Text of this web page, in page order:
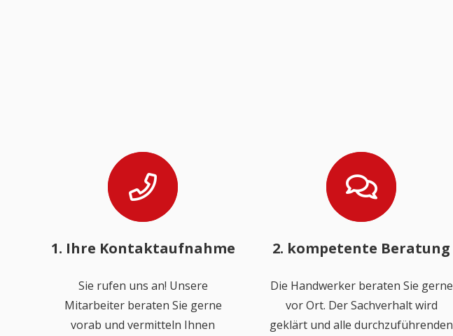
1. Ihre Kontaktaufnahme
Sie rufen uns an! Unsere
Mitarbeiter beraten Sie gerne
vorab und vermitteln Ihnen
2. kompetente Beratung
Die Handwerker beraten Sie gerne
vor Ort. Der Sachverhalt wird
geklärt und alle durchzuführenden